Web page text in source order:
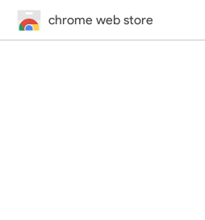
chrome web store